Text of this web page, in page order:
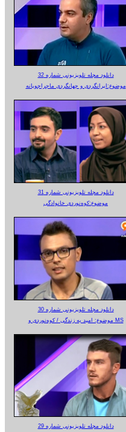
دانلود مجله تلویزیونی شماره 32
موضوع:ایرانگردی و جهانگردی ماجراجویانه
دانلود مجله تلویزیونی شماره 31
موضوع:کوه‌نوردی خانوادگی
دانلود مجله تلویزیونی شماره 30
موضوع: امید به زندگی / کوه‌نوردی و MS
دانلود مجله تلویزیونی شماره 29